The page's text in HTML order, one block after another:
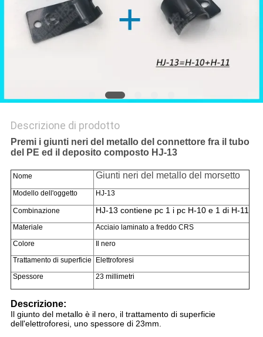
Descrizione di prodotto
Premi i giunti neri del metallo del connettore fra il tubo
del PE ed il deposito composto HJ-13
Nome Giunti neri del metallo del morsetto
Modello dell'oggetto HJ-13
Combinazione HJ-13 contiene pc 1 i pc H-10 e 1 di H-11
Materiale
Acciaio laminato a freddo CRS
Colore
Il nero
Trattamento di superficie
Elettroforesi
Spessore
23 millimetri
Descrizione:
Il giunto del metallo è il nero, il trattamento di superficie
dell'elettroforesi, uno spessore di 23mm.